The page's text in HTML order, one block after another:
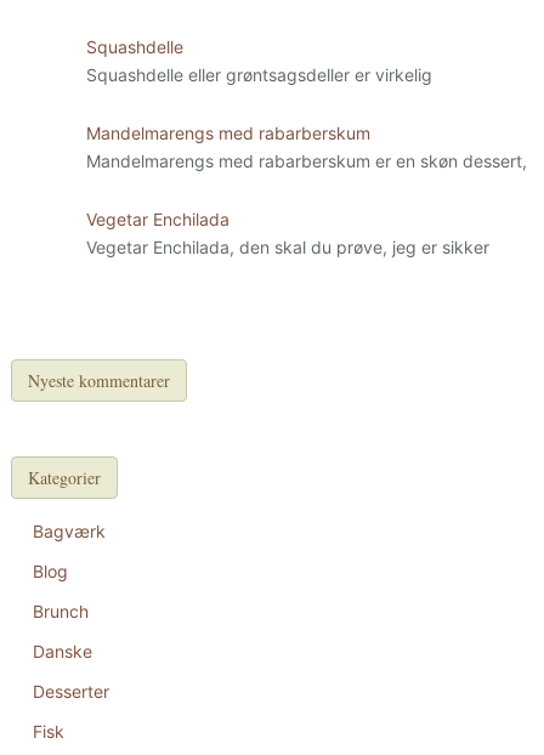
Squashdelle
Squashdelle eller grøntsagsdeller er virkelig
Mandelmarengs med rabarberskum
Mandelmarengs med rabarberskum er en skøn dessert,
Vegetar Enchilada
Vegetar Enchilada, den skal du prøve, jeg er sikker
Nyeste kommentarer
Kategorier
Bagværk
Blog
Brunch
Danske
Desserter
Fisk